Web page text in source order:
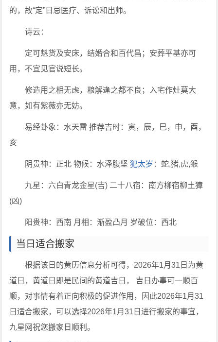
的，故“定”日忌医疗、诉讼和出师。
诗云：
定可魁货及安床，结婚合和百代昌；安葬平基亦可
用，不宜见官说短长。
修造用之相无虑，粮解逢之都不良；入宅作灶莫大
意，如有紫薇亦无妨。
易经卦象：水天雷 推荐吉时：寅，辰，巳，申，酉，
亥
阴贵神：正北 物候：水泽腹坚犯太岁 ：蛇,猪,虎,猴
九星：六白青龙金星(吉) 二十八宿：南方柳宿柳土獐
(凶)
阳贵神：西南 月相：渐盈凸月 岁破位：西北
当日适合搬家
根据该日的黄历信息分析可得，2026年1月31日为黄
道日，黄道日即是民间的黄道吉日， 吉日办事可一顺百
顺，对事情有着正向积极的促进作用，因此2026年1月31
日适合搬家，可以选择2026年1月31日进行搬家的事宜，
九星网祝您搬家日顺利。